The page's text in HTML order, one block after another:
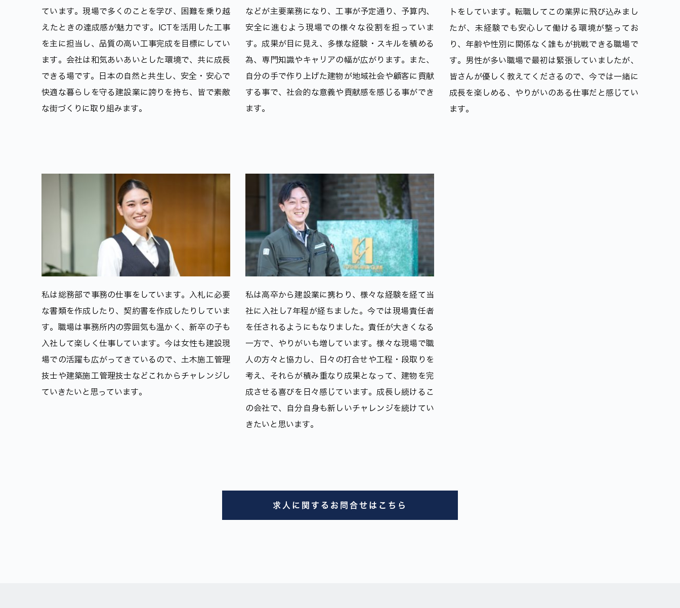
ています。現場で多くのことを学び、困難を乗り越
えたときの達成感が魅力です。ICTを活用した工事
を主に担当し、品質の高い工事完成を目標にしてい
ます。会社は和気あいあいとした環境で、共に成長
できる場です。日本の自然と共生し、安全・安心で
快適な暮らしを守る建設業に誇りを持ち、皆で素敵
な街づくりに取り組みます。
などが主要業務になり、工事が予定通り、予算内、
安全に進むよう現場での様々な役割を担っていま
す。成果が目に見え、多様な経験・スキルを積める
為、専門知識やキャリアの幅が広がります。また、
自分の手で作り上げた建物が地域社会や顧客に貢献
する事で、社会的な意義や貢献感を感じる事ができ
ます。
トをしています。転職してこの業界に飛び込みまし
たが、未経験でも安心して働ける環境が整ってお
り、年齢や性別に関係なく誰もが挑戦できる職場で
す。男性が多い職場で最初は緊張していましたが、
皆さんが優しく教えてくださるので、今では一緒に
成長を楽しめる、やりがいのある仕事だと感じてい
ます。
私は総務部で事務の仕事をしています。入札に必要
な書類を作成したり、契約書を作成したりしていま
す。職場は事務所内の雰囲気も温かく、新卒の子も
入社して楽しく仕事しています。今は女性も建設現
場での活躍も広がってきているので、土木施工管理
技士や建築施工管理技士などこれからチャレンジし
ていきたいと思っています。
私は高卒から建設業に携わり、様々な経験を経て当
社に入社し7年程が経ちました。今では現場責任者
を任されるようにもなりました。責任が大きくなる
一方で、やりがいも増しています。様々な現場で職
人の方々と協力し、日々の打合せや工程・段取りを
考え、それらが積み重なり成果となって、建物を完
成させる喜びを日々感じています。成長し続けるこ
の会社で、自分自身も新しいチャレンジを続けてい
きたいと思います。
求人に関するお問合せはこちら